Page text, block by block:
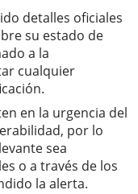
detalles oficiales
su estado de
a la
cualquier
en la urgencia del
por lo
sea
o a través de los
la alerta.